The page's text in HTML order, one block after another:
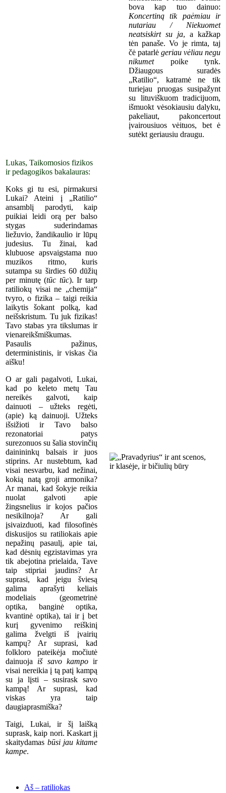
bova kap tuo dainuo:
Koncertiną tik paėmiau ir
nutariau / Niekuomet
neatsiskirt su ja, a kažkap
tėn panaše.Vo je rimta, taj
čė patarlė geriau vėliau negu
nikumetpoike tynk.
Džiaugous suradės
„Ratilio“, katramė ne tik
turiejau pruogas susipažynt
su lituviškuom tradicijuom,
išmuokt vėsokiausiu dalyku,
pakeliaut, pakoncertout
įvairousiuos vėituos, bet ė
sutėkt geriausiu draugu.
Lukas, Taikomosios fizikos
ir pedagogikos bakalauras:
Koks gi tu esi, pirmakursi
Lukai? Ateini į „Ratilio“
ansamblį parodyti, kaip
puikiai leidi orą per balso
stygas suderindamas
liežuvio, žandikaulio ir lūpų
judesius. Tu žinai, kad
klubuose apsvaigstama nuo
muzikos ritmo, kuris
sutampa su širdies 60 dūžių
per minutę (tūc tūc). Ir tarp
ratiliokų visai ne „chemija“
tvyro, o fizika – taigi reikia
laikytis šokant polką, kad
neišskristum. Tu juk fizikas!
Tavo stabas yra tikslumas ir
vienareikšmiškumas.
Pasaulis pažinus,
deterministinis, ir viskas čia
aišku!
O ar gali pagalvoti, Lukai,
kad po keleto metų Tau
nereikės galvoti, kaip
dainuoti – užteks regėti,
(apie) ką dainuoji. Užteks
išsižioti ir Tavo balso
rezonatoriai patys
surezonuos su šalia stovinčių
dainininkų balsais ir juos
stiprins. Ar nustebtum, kad
visai nesvarbu, kad nežinai,
kokią natą groji armonika?
Ar manai, kad šokyje reikia
nuolat galvoti apie
žingsnelius ir kojos pačios
nesikilnoja? Ar gali
įsivaizduoti, kad filosofinės
diskusijos su ratiliokais apie
nepažinų pasaulį, apie tai,
kad dėsnių egzistavimas yra
tik abejotina prielaida, Tave
taip stipriai jaudins? Ar
suprasi, kad jeigu šviesą
galima aprašyti keliais
modeliais (geometrinė
optika, banginė optika,
kvantinė optika), tai ir į bet
kurį gyvenimo reiškinį
galima žvelgti iš įvairių
kampų? Ar suprasi, kad
folkloro pateikėja močiutė
dainuoja iš savo kampoir
visai nereikia į tą patį kampą
su ja lįsti – susirask savo
kampą! Ar suprasi, kad
viskas yra taip
daugiaprasmiška?
Taigi, Lukai, ir šį laišką
suprask, kaip nori. Kaskart jį
skaitydamas būsi jau kitame
kampe.
Aš – ratiliokas